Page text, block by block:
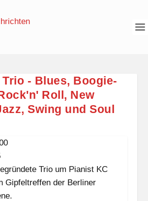
- Blues, Boogie-
Roll, New
Swing und Soul
Trio um Pianist KC
Gipfeltreffen der Berliner